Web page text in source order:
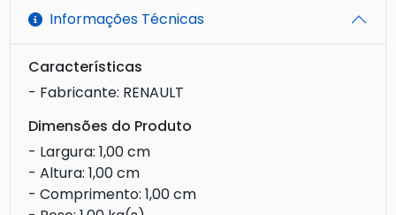
Informações Técnicas
Características
- Fabricante: RENAULT
Dimensões do Produto
- Largura: 1,00 cm
- Altura: 1,00 cm
- Comprimento: 1,00 cm